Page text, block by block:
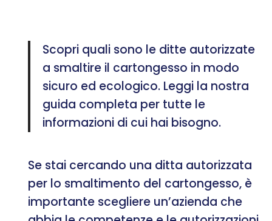
Scopri quali sono le ditte autorizzate
a smaltire il cartongesso in modo
sicuro ed ecologico. Leggi la nostra
guida completa per tutte le
informazioni di cui hai bisogno.
Se stai cercando una ditta autorizzata
per lo smaltimento del cartongesso, è
importante scegliere un’azienda che